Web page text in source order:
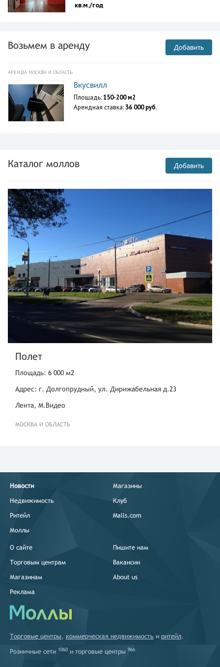
кв.м./год
Возьмем в аренду Добавить
АРЕНДА МОСКВА И ОБЛАСТЬ
Вкусвилл
Площадь:150-200 м2
Арендная ставка: 36 000 руб.
Каталог моллов Добавить
Полет
Площадь: 6 000 м2
Адрес: г. Долгопрудный, ул. Дирижабельная д.23
Лента, М.Видео
МОСКВА И ОБЛАСТЬ
Новости
Недвижимость
Ритейл
Моллы
Магазины
Клуб
Malls.com
О сайте
Торговым центрам
Магазинам
Реклама
Пишите нам
Вакансии
About us
Торговые центры, коммерческая недвижимость и ритейл.
Розничные сети 1060 и торговые центры 966